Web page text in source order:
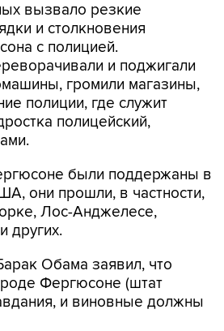
вызвало резкие
и столкновения
с полицией.
и поджигали
громили магазины,
полиции, где служит
полицейский,
были поддержаны в
они прошли, в частности,
Лос-Анджелесе,
других.
Обама заявил, что
Фергюсоне (штат
и виновные должны